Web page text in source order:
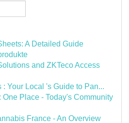
A Detailed Guide
and ZKTeco Access
: Your Local 's Guide to Pan...
One Place - Today's Community
France - An Overview